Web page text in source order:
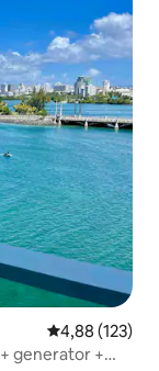
4,88 ud af 5 i
4,88 (123)
generator +